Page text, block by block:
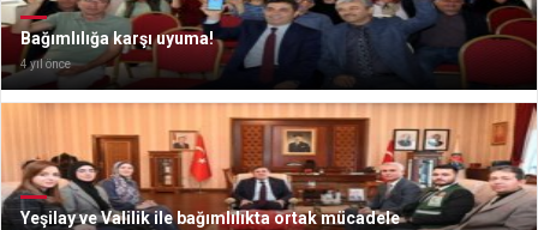
Bağımlılığa karşı uyuma!
4 yıl önce
Yeşilay ve Valilik ile bağımlılıkta ortak mücadele